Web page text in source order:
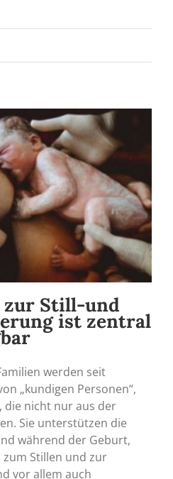
zur Still-und
ist zentral
werden seit
„kundigen Personen“,
die nicht nur aus der
Sie unterstützen die
während der Geburt,
Stillen und zur
vor allem auch